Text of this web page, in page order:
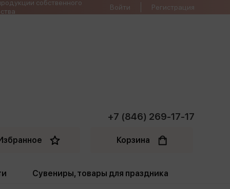
собственного
Войти Регистрация
+7 (846) 269-17-17
Корзина
Сувениры, товары для праздника